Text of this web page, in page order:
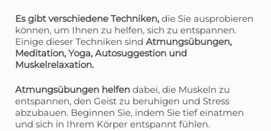
Es gibt verschiedene Techniken, die Sie ausprobieren
können, um Ihnen zu helfen, sich zu entspannen.
Einige dieser Techniken sind Atmungsübungen,
Meditation, Yoga, Autosuggestion und
Muskelrelaxation.
Atmungsübungen helfen dabei, die Muskeln zu
entspannen, den Geist zu beruhigen und Stress
abzubauen. Beginnen Sie, indem Sie tief einatmen
und sich in Ihrem Körper entspannt fühlen.